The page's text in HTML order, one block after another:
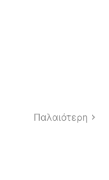
Παλαιότερη